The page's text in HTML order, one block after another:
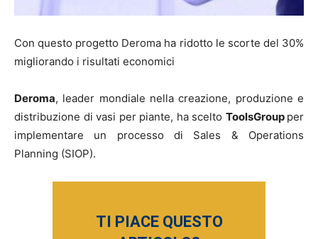
Con questo progetto Deroma ha ridotto le scorte del 30%
migliorando i risultati economici
Deroma, leader mondiale nella creazione, produzione e
distribuzione di vasi per piante, ha scelto ToolsGroup per
implementare un processo di Sales & Operations
Planning (SIOP).
TI PIACE QUESTO